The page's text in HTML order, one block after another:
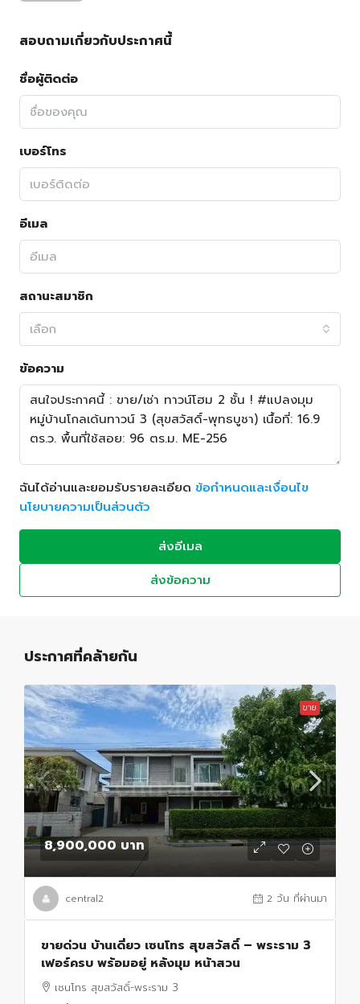
สอบถามเกี่ยวกับประกาศนี้
ชื่อผู้ติดต่อ
เบอร์โทร
อีเมล
สถานะสมาชิก
เลือก
ข้อความ
ฉันได้อ่านและยอมรับรายละเอียด ข้อกำหนดและเงื่อนไข
นโยบายความเป็นส่วนตัว
ส่งอีเมล
ส่งข้อความ
ประกาศที่คล้ายกัน
ขาย
8,900,000 บาท
central2 2 วัน ที่ผ่านมา
ขายด่วน บ้านเดี่ยว เซนโทร สุขสวัสดิ์ – พระราม 3
เฟอร์ครบ พร้อมอยู่ หลังมุม หน้าสวน
เซนโทร สุขสวัสดิ์-พระราม 3